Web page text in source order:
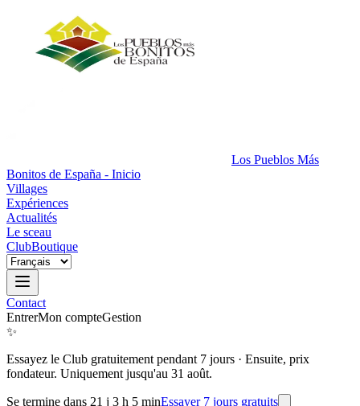
Los Pueblos Más
Bonitos de España - Inicio
Villages
Expériences
Actualités
Le sceau
ClubBoutique
Contact
EntrerMon compteGestion
✨
Essayez le Club gratuitement pendant 7 jours · Ensuite, prix
fondateur. Uniquement jusqu'au 31 août.
Se termine dans 21 j 3 h 5 minEssayer 7 jours gratuits